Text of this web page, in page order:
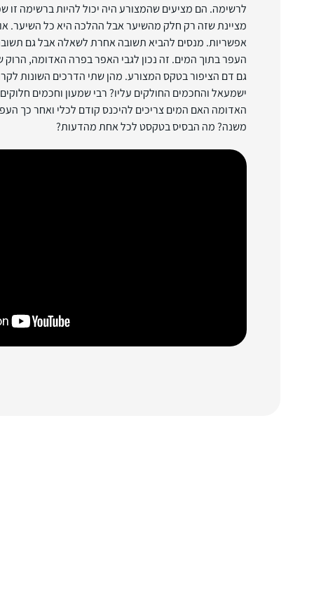
לרשימה. הם מציעים שהמצורע היה יכול להיות ברשימה זו
מציינת שזה רק חלק מהשיער אבל ההלכה היא כל השיער.
אפשריות. מנסים להביא תשובה אחרת לשאלה אבל גם
העפר בתוך המים. זה נכון לגבי האפר בפרה האדומה, הרוק
גם דם הציפור בטקס המצורע. מהן שתי הדרכים השונות
ישמעאל והחכמים החולקים עליו? רבי שמעון וחכמים
האדומה האם המים צריכים להיכנס קודם לכלי ואחר כך
משנה? מה הבסיס בטקסט לכל אחת מהדעות?